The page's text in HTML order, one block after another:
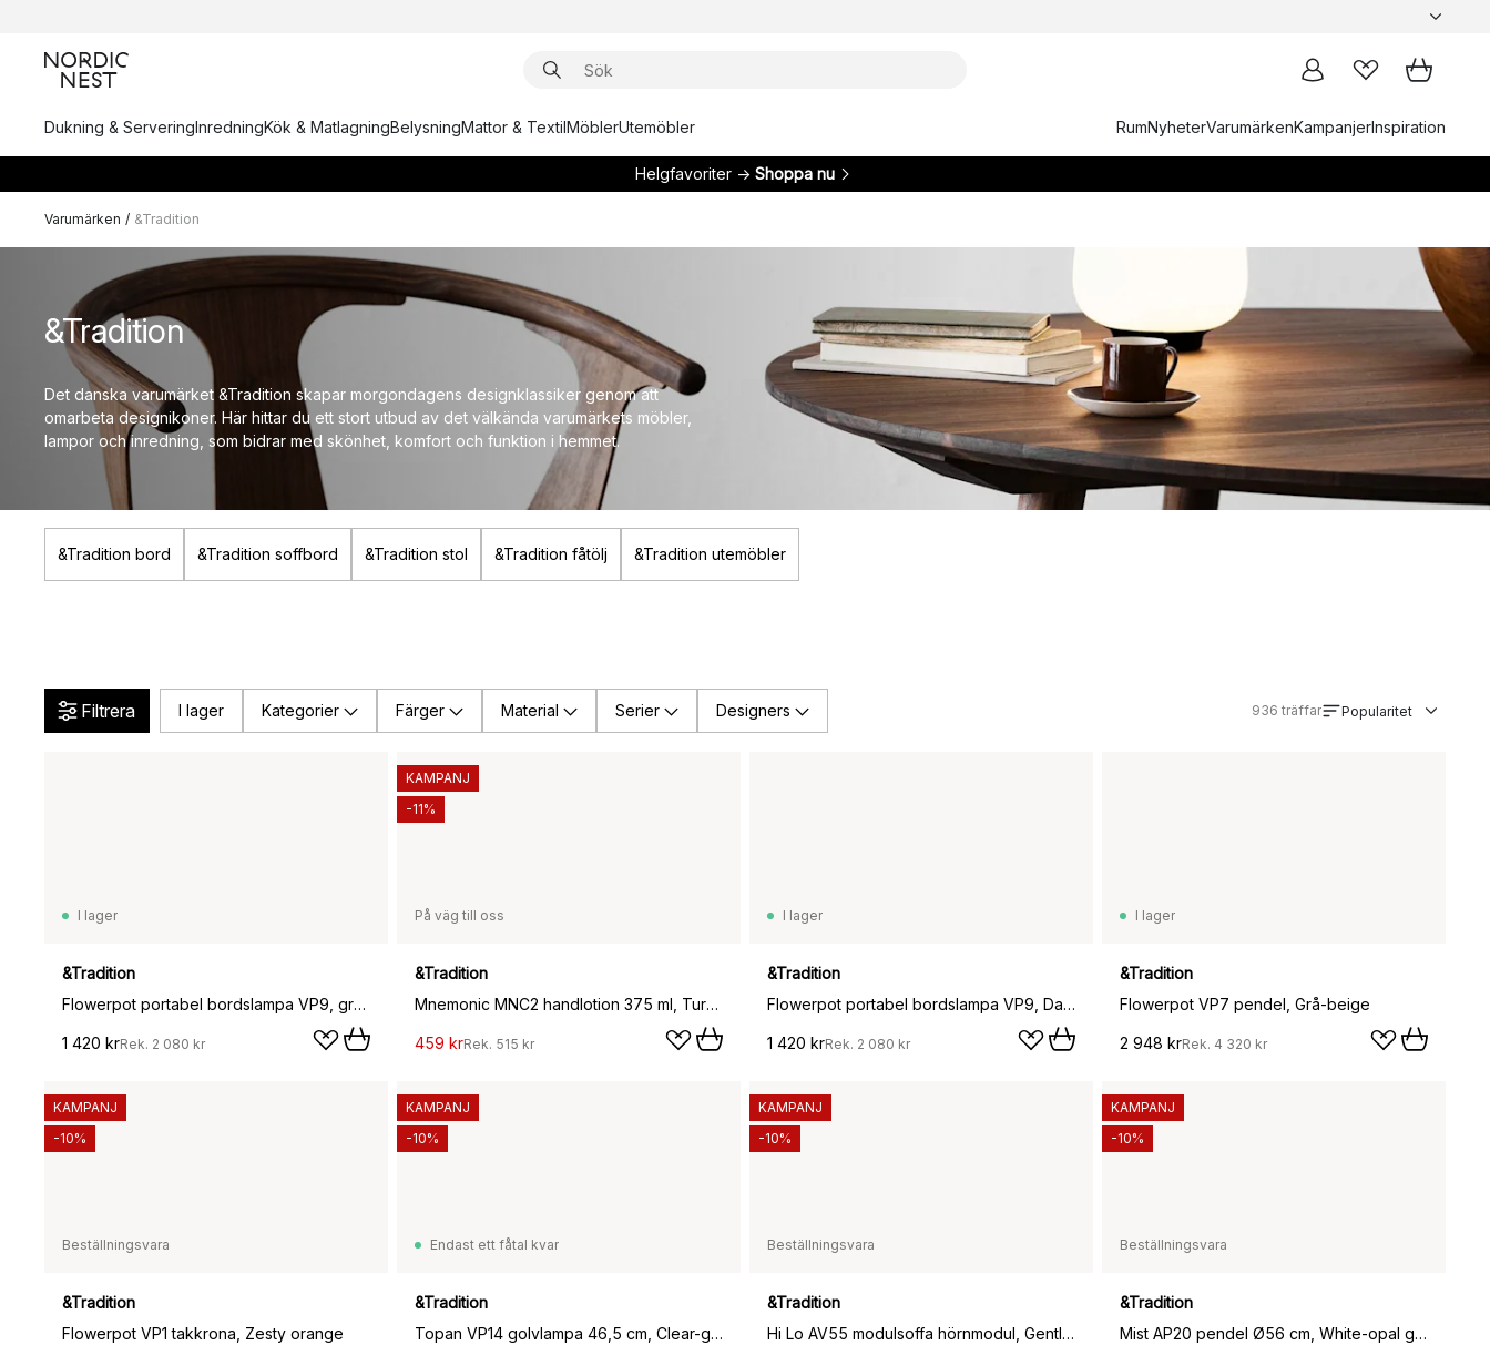
Dukning & ServeringInredningKök & MatlagningBelysningMattor & TextilMöblerUtemöbler RumNyheterVarumärkenKampanjerInspiration
Helgfavoriter → Shoppa nu
Varumärken / &Tradition
&Tradition
Det danska varumärket &Tradition skapar morgondagens designklassiker genom att
omarbeta designikoner. Här hittar du ett stort utbud av det välkända varumärkets möbler,
lampor och inredning, som bidrar med skönhet, komfort och funktion i hemmet.
&Tradition bord &Tradition soffbord &Tradition stol &Tradition fåtölj &Tradition utemöbler
Filtrera I lager Kategorier Färger Material Serier Designers 936 träffar Popularitet
I lager
&Tradition
Flowerpot portabel bordslampa VP9, grå-beige
1 420 krRek. 2 080 kr
På väg till oss
&Tradition
Mnemonic MNC2 handlotion 375 ml, Turning tide
459 krRek. 515 kr
KAMPANJ
-11%
I lager
&Tradition
Flowerpot portabel bordslampa VP9, Dark plum
1 420 krRek. 2 080 kr
I lager
&Tradition
Flowerpot VP7 pendel, Grå-beige
2 948 krRek. 4 320 kr
Beställningsvara
&Tradition
Flowerpot VP1 takkrona, Zesty orange
KAMPANJ
-10%
Endast ett fåtal kvar
&Tradition
Topan VP14 golvlampa 46,5 cm, Clear-grey beige
KAMPANJ
-10%
Beställningsvara
&Tradition
Hi Lo AV55 modulsoffa hörnmodul, Gentle 0733
KAMPANJ
-10%
Beställningsvara
&Tradition
Mist AP20 pendel Ø56 cm, White-opal glass
KAMPANJ
-10%